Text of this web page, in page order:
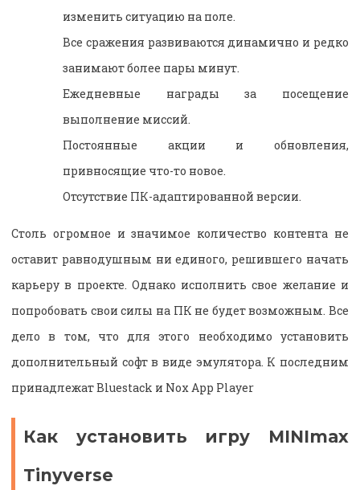
изменить ситуацию на поле.
Все сражения развиваются динамично и редко
занимают более пары минут.
Ежедневные награды за посещение
выполнение миссий.
Постоянные акции и обновления,
привносящие что-то новое.
Отсутствие ПК-адаптированной версии.
Столь огромное и значимое количество контента не
оставит равнодушным ни единого, решившего начать
карьеру в проекте. Однако исполнить свое желание и
попробовать свои силы на ПК не будет возможным. Все
дело в том, что для этого необходимо установить
дополнительный софт в виде эмулятора. К последним
принадлежат Bluestack и Nox App Player
Как установить игру MINImax
Tinyverse